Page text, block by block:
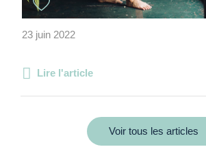
23 juin 2022
Lire l'article
Voir tous les articles